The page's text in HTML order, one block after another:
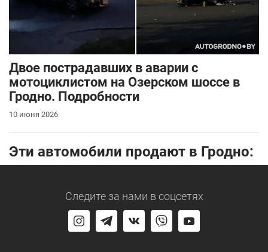
Двое пострадавших в аварии с
мотоциклистом на Озерском шоссе в
Гродно. Подробности
10 июня 2026
Эти автомобили продают в Гродно:
Следите за нами в соцсетях